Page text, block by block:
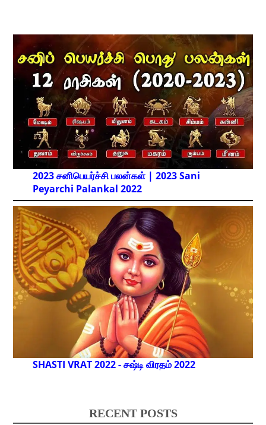
2023 சனிபெயர்ச்சி பலன்கள் | 2023 Sani
Peyarchi Palankal 2022
SHASTI VRAT 2022 - சஷ்டி விரதம் 2022
RECENT POSTS